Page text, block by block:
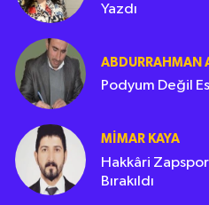
Yazdı
ABDURRAHMAN
Podyum Değil
MIMAR KAYA
Hakkâri Zapspor
Bırakıldı